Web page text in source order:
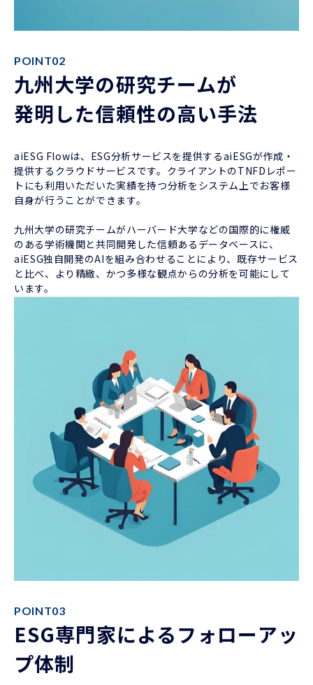
POINT02
九州大学の研究チームが
発明した信頼性の高い手法
aiESG Flowは、ESG分析サービスを提供するaiESGが作成・
提供するクラウドサービスです。クライアントのTNFDレポー
トにも利用いただいた実績を持つ分析をシステム上でお客様
自身が行うことができます。
九州大学の研究チームがハーバード大学などの国際的に権威
のある学術機関と共同開発した信頼あるデータベースに、
aiESG独自開発のAIを組み合わせることにより、既存サービス
と比べ、より精緻、かつ多様な観点からの分析を可能にして
います。
POINT03
ESG専門家によるフォローアッ
プ体制